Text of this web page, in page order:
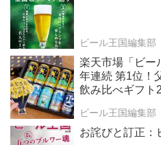
ビール王国編集部
楽天市場「ビー
年連続 第1位！
飲み比べギフト
ビール王国編集部
お詫びと訂正：